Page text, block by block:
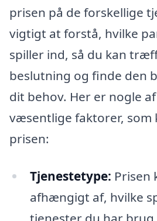
prisen på de forskellige
vigtigt at forstå, hvilke
spiller ind, så du kan
beslutning og finde den
dit behov. Her er nogle
væsentlige faktorer, som
prisen:
Tjenestetype: Prisen
afhængigt af, hvilke